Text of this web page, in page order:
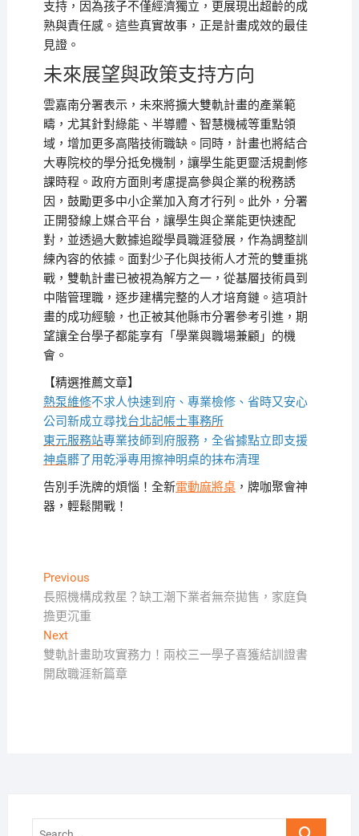
支持，因為孩子不僅經濟獨立，更展現出超齡的成
熟與責任感。這些真實故事，正是計畫成效的最佳
見證。
未來展望與政策支持方向
雲嘉南分署表示，未來將擴大雙軌計畫的產業範
疇，尤其針對綠能、半導體、智慧機械等重點領
域，增加更多高階技術職缺。同時，計畫也將結合
大專院校的學分抵免機制，讓學生能更靈活規劃修
課時程。政府方面則考慮提高參與企業的稅務誘
因，鼓勵更多中小企業加入育才行列。此外，分署
正開發線上媒合平台，讓學生與企業能更快速配
對，並透過大數據追蹤學員職涯發展，作為調整訓
練內容的依據。面對少子化與技術人才荒的雙重挑
戰，雙軌計畫已被視為解方之一，從基層技術員到
中階管理職，逐步建構完整的人才培育鏈。這項計
畫的成功經驗，也正被其他縣市分署參考引進，期
望讓全台學子都能享有「學業與職場兼顧」的機
會。
【精選推薦文章】
熱泵維修不求人快速到府、專業檢修、省時又安心
公司新成立尋找台北記帳士事務所
東元服務站專業技師到府服務，全省據點立即支援
神桌髒了用乾淨專用擦神明桌的抹布清理
告別手洗牌的煩惱！全新電動麻將桌，牌咖聚會神
器，輕鬆開戰！
文
章
導
覽
PreviousPrevious
post:
長照機構成救星？缺工潮下業者無奈拋售，家庭負
擔更沉重
NextNext
post:
雙軌計畫助攻實務力！兩校三一學子喜獲結訓證書
開啟職涯新篇章
Search